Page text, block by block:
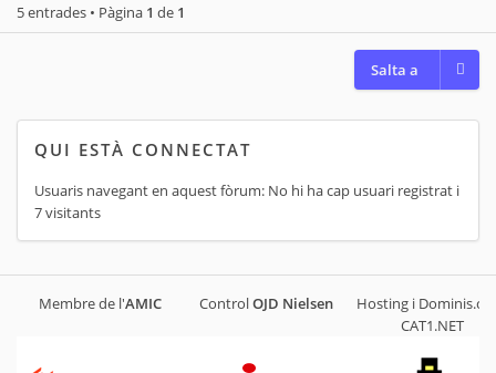
5 entrades • Pàgina 1 de 1
Salta a
QUI ESTÀ CONNECTAT
Usuaris navegant en aquest fòrum: No hi ha cap usuari registrat i
7 visitants
Membre de l'AMIC ControlOJD Nielsen
Hosting i
CAT1.NET